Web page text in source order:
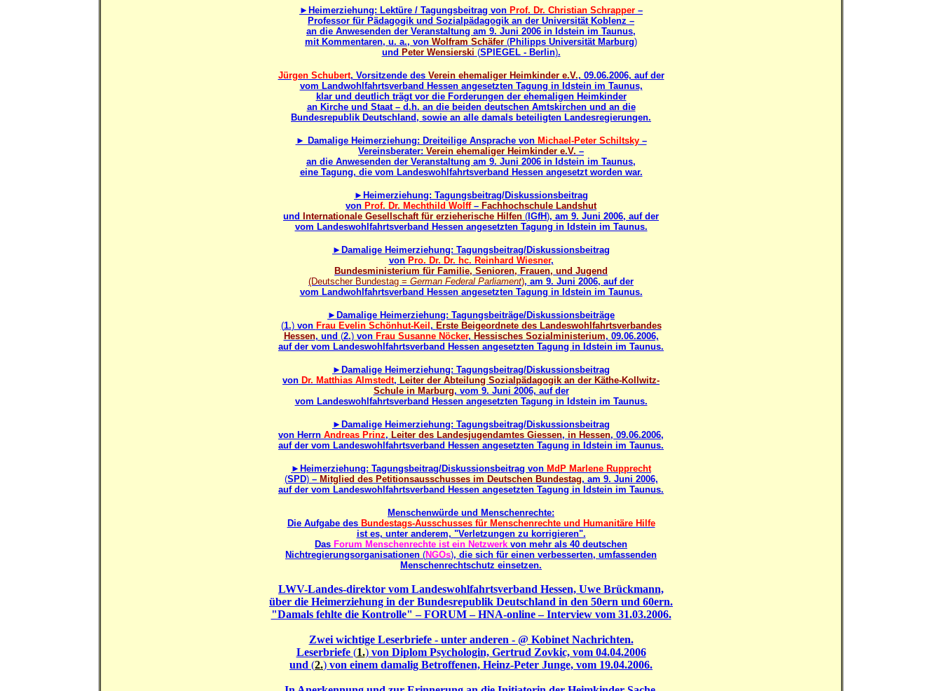
►Heimerziehung: Lektüre / Tagungsbeitrag von Prof. Dr. Christian Schrapper –
Professor für Pädagogik und Sozialpädagogik an der Universität Koblenz –
an die Anwesenden der Veranstaltung am 9. Juni 2006 in Idstein im Taunus,
mit Kommentaren, u. a., von Wolfram Schäfer (Philipps Universität Marburg)
und Peter Wensierski (SPIEGEL - Berlin).
Jürgen Schubert, Vorsitzende des Verein ehemaliger Heimkinder e.V., 09.06.2006, auf der
vom Landwohlfahrtsverband Hessen angesetzten Tagung in Idstein im Taunus,
klar und deutlich trägt vor die Forderungen der ehemaligen Heimkinder
an Kirche und Staat – d.h. an die beiden deutschen Amtskirchen und an die
Bundesrepublik Deutschland, sowie an alle damals beteiligten Landesregierungen.
► Damalige Heimerziehung: Dreiteilige Ansprache von Michael-Peter Schiltsky–
Vereinsberater: Verein ehemaliger Heimkinder e.V. –
an die Anwesenden der Veranstaltung am 9. Juni 2006 in Idstein im Taunus,
eine Tagung, die vom Landeswohlfahrtsverband Hessen angesetzt worden war.
►Heimerziehung: Tagungsbeitrag/Diskussionsbeitrag
von Prof. Dr. Mechthild Wolff– Fachhochschule Landshut
und
Internationale Gesellschaft für erzieherische Hilfen ( IGfH), am 9. Juni 2006, auf der
vom Landeswohlfahrtsverband Hessen angesetzten Tagung in Idstein im Taunus.
►Damalige Heimerziehung: Tagungsbeitrag/Diskussionsbeitrag
von Pro. Dr. Dr. hc. Reinhard Wiesner,
Bundesministerium für Familie, Senioren, Frauen, und Jugend
(Deutscher Bundestag = German Federal Parliament), am 9. Juni 2006, auf der
vom Landwohlfahrtsverband Hessen angesetzten Tagung in Idstein im Taunus.
►Damalige Heimerziehung: Tagungsbeiträge/Diskussionsbeiträge
(1.)von Frau Evelin Schönhut-Keil , Erste Beigeordnete des Landeswohlfahrtsverbandes
Hessen, und (2.)von Frau Susanne Nöcker, Hessisches Sozialministerium, 09.06.2006,
auf der vom Landeswohlfahrtsverband Hessen angesetzten Tagung in Idstein im Taunus.
►Damalige Heimerziehung: Tagungsbeitrag/Diskussionsbeitrag
von Dr. Matthias Almstedt, Leiter der Abteilung Sozialpädagogik an der Käthe-Kollwitz-
Schule in Marburg, vom 9. Juni 2006, auf der
vom Landeswohlfahrtsverband Hessen angesetzten Tagung in Idstein im Taunus.
►Damalige Heimerziehung: Tagungsbeitrag/Diskussionsbeitrag
von Herrn Andreas Prinz, Leiter des Landesjugendamtes Giessen, in Hessen, 09.06.2006,
auf der vom Landeswohlfahrtsverband Hessen angesetzten Tagung in Idstein im Taunus.
►Heimerziehung: Tagungsbeitrag/Diskussionsbeitrag von MdP Marlene Rupprecht
(SPD)– Mitglied des Petitionsausschusses im Deutschen Bundestag, am 9. Juni 2006,
auf der vom Landeswohlfahrtsverband Hessen angesetzten Tagung in Idstein im Taunus.
Menschenwürde und Menschenrechte:
Die Aufgabe des Bundestags-Ausschusses für Menschenrechte und Humanitäre Hilfe
ist es, unter anderem, "Verletzungen zu korrigieren".
Das Forum Menschenrechte ist ein Netzwerk von mehr als 40 deutschen
Nichtregierungsorganisationen (NGOs), die sich für einen verbesserten, umfassenden
Menschenrechtschutz einsetzen.
LWV-Landes-direktor vom Landeswohlfahrtsverband Hessen, Uwe Brückmann,
über die Heimerziehung in der Bundesrepublik Deutschland in den 50ern und 60ern.
"Damals fehlte die Kontrolle" – FORUM – HNA-online – Interview vom 31.03.2006.
Zwei wichtige Leserbriefe - unter anderen - @ Kobinet Nachrichten.
Leserbriefe (1.)von Diplom Psychologin, Gertrud Zovkic, vom 04.04.2006
und (2.) von einem damalig Betroffenen, Heinz-Peter Junge, vom 19.04.2006.